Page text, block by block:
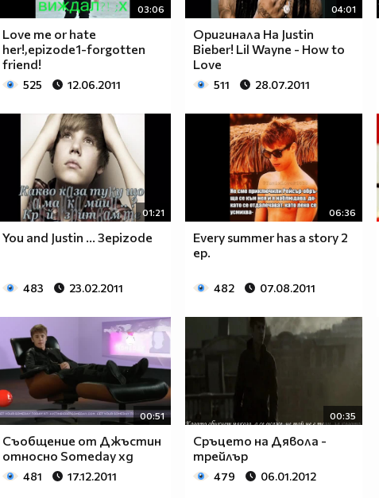
03:06
Love me or hate
her!,epizode1-forgotten
friend!
525 12.06.2011
04:01
Оригинала На Justin
Bieber! Lil Wayne - How to
Love
511 28.07.2011
01:21
You and Justin ... 3epizode
483 23.02.2011
06:36
Every summer has a story 2
ep.
482 07.08.2011
00:51
Съобщение от Джъстин
относно Someday хд
481 17.12.2011
00:35
Сръцето на Дявола -
трейлър
479 06.01.2012